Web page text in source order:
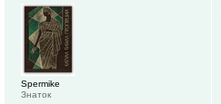
Spermike
Знаток